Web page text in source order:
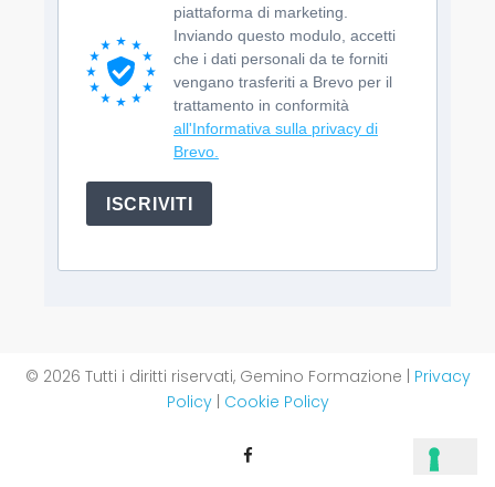
piattaforma di marketing.
Inviando questo modulo, accetti
che i dati personali da te forniti
vengano trasferiti a Brevo per il
trattamento in conformità
all'Informativa sulla privacy di
Brevo.
ISCRIVITI
© 2026 Tutti i diritti riservati, Gemino Formazione | Privacy
Policy| Cookie Policy